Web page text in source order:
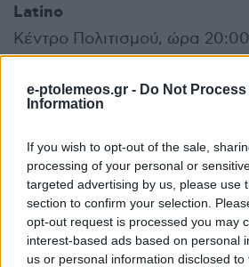
e-ptolemeos.gr - Do Not Process
Information
If you wish to opt-out of the sale,
processing of your personal or
targeted advertising by us, please use
section to confirm your selection.
opt-out request is processed you may
interest-based ads based on personal
us or personal information disclosed
Latino
Κέντρο Πολιτισμού, ώρα
Δευτέρα 15 Ιουνίου
Μουσική Βραδιά με την
Κέντρο Πολιτισμού, ώρα 20:30
Διοργάνωση: 2ο ΓΕΛ
Τετάρτη 17 Ιουνίου
«Όλοι οι Χοροί, Μια Παρέα»